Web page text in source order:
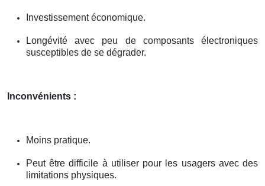
Investissement économique.
Longévité avec peu de composants électroniques
susceptibles de se dégrader.
Inconvénients :
Moins pratique.
Peut être difficile à utiliser pour les usagers avec des
limitations physiques.